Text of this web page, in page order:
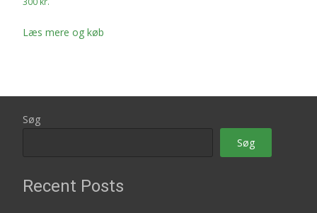
Læs mere og køb
Søg
Søg
Recent Posts